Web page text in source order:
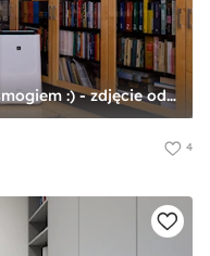
Miejsce pracy chronionej przed smogiem :) - zdjęcie od Most Wanted Products
4